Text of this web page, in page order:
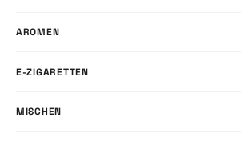
AROMEN
E-ZIGARETTEN
MISCHEN